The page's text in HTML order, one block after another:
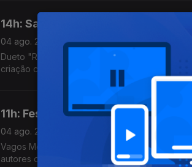
14h: Sam Fender & Olivia Dean;
04 ago. 2026
Dueto "Rein Me In" bateu o recorde de
criação com a comunidade local, estreia hoje;
11h: Festivais; New Radicals
04 ago. 2026
Vagos Metal Fest, Bons Sons, Sonic Blast e
autores de "You Get What You Give"